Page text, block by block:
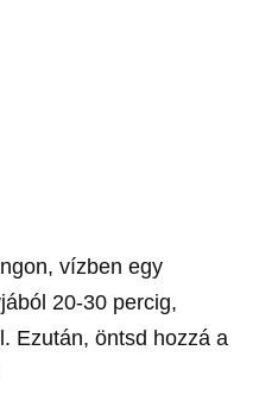
vízben egy
20-30 percig,
Ezután, öntsd hozzá a